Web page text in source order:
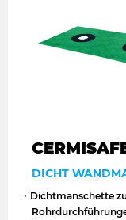
DICHT
Dichtmanschette